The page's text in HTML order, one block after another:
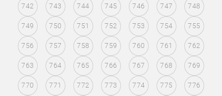
742 743 744 745 746 747 748
749 750 751 752 753 754 755
756 757 758 759 760 761 762
763 764 765 766 767 768 769
770 771 772 773 774 775 776